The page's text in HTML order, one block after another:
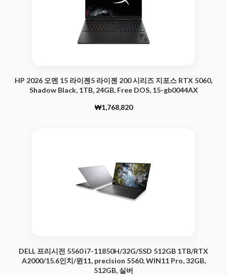
HP 2026 오멘 15 라이젠5 라이젠 200 시리즈 지포스 RTX 5060,
Shadow Black, 1TB, 24GB, Free DOS, 15-gb0044AX
₩1,768,820
DELL 프리시전 5560 i7-11850H/32G/SSD 512GB 1TB/RTX
A2000/15.6인치/윈11, precision 5560, WIN11 Pro, 32GB,
512GB, 실버